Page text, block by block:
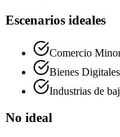
Escenarios ideales
Comercio
Bienes Digitales
Industrias de
No ideal